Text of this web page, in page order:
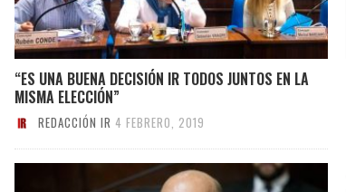
“ES UNA BUENA DECISIÓN IR TODOS JUNTOS EN LA
MISMA ELECCIÓN”
REDACCIÓN IR 4 FEBRERO, 2019